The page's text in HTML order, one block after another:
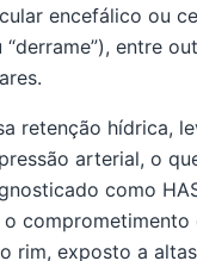
encefálico ou
“derrame”), entre
retenção hídrica,
arterial, o
como
comprometimento
rim, exposto a